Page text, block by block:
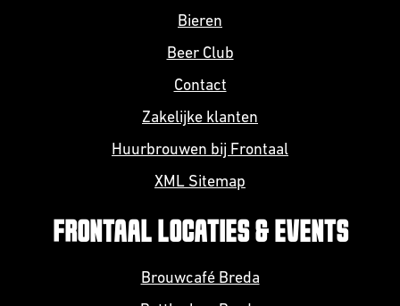
Bieren
Beer Club
Contact
Zakelijke klanten
Huurbrouwen bij Frontaal
XML Sitemap
FRONTAAL LOCATIES & EVENTS
Brouwcafé Breda